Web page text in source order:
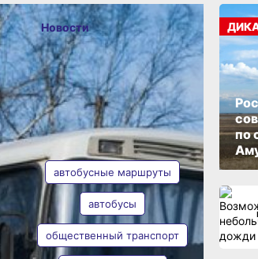
Новости
ОПУБЛИКОВАНО
13 февраля 2025 г., 18:43
ТЕГИ
автобусные маршруты
автобусы
общественный транспорт
по